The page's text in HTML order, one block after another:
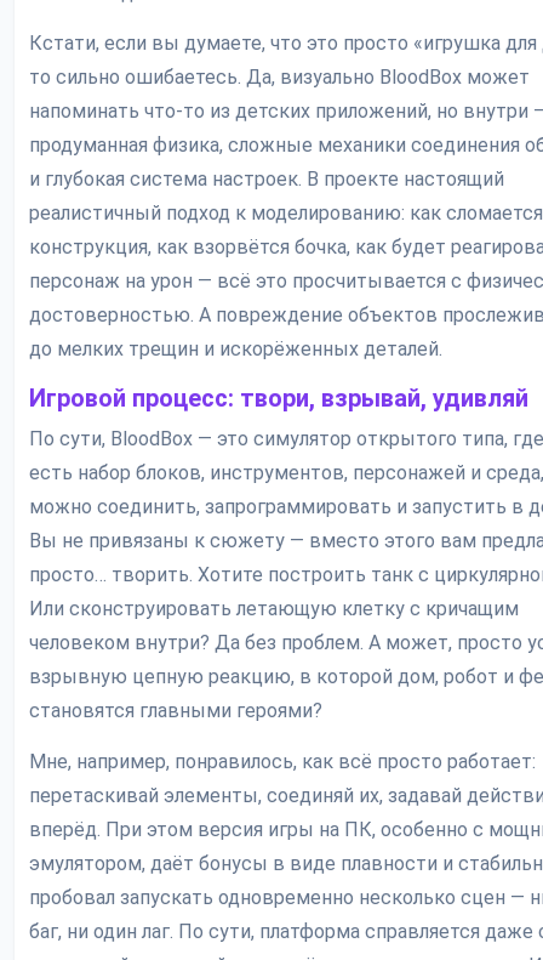
Кстати, если вы думаете, что это просто «игрушка для
то сильно ошибаетесь. Да, визуально BloodBox может
напоминать что-то из детских приложений, но внутри
продуманная физика, сложные механики соединения
и глубокая система настроек. В проекте настоящий
реалистичный подход к моделированию: как сломается
конструкция, как взорвётся бочка, как будет
персонаж на урон — всё это просчитывается с
достоверностью. А повреждение объектов
до мелких трещин и искорёженных деталей.
Игровой процесс: твори, взрывай, удивляй
По сути, BloodBox — это симулятор открытого типа,
есть набор блоков, инструментов, персонажей и
можно соединить, запрограммировать и запустить в
Вы не привязаны к сюжету — вместо этого вам
просто… творить. Хотите построить танк с
Или сконструировать летающую клетку с кричащим
человеком внутри? Да без проблем. А может, просто
взрывную цепную реакцию, в которой дом, робот и
становятся главными героями?
Мне, например, понравилось, как всё просто работает:
перетаскивай элементы, соединяй их, задавай
вперёд. При этом версия игры на ПК, особенно с
эмулятором, даёт бонусы в виде плавности и
пробовал запускать одновременно несколько сцен —
баг, ни один лаг. По сути, платформа справляется даже